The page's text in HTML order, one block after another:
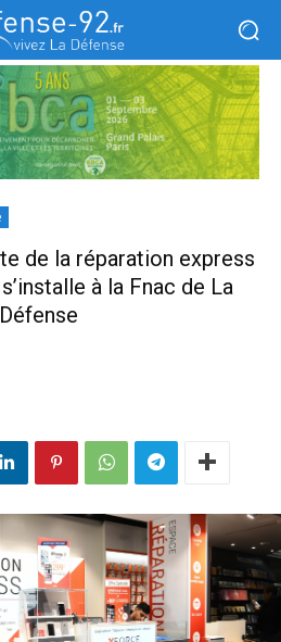
de la réparation express
à la Fnac de La
Défense